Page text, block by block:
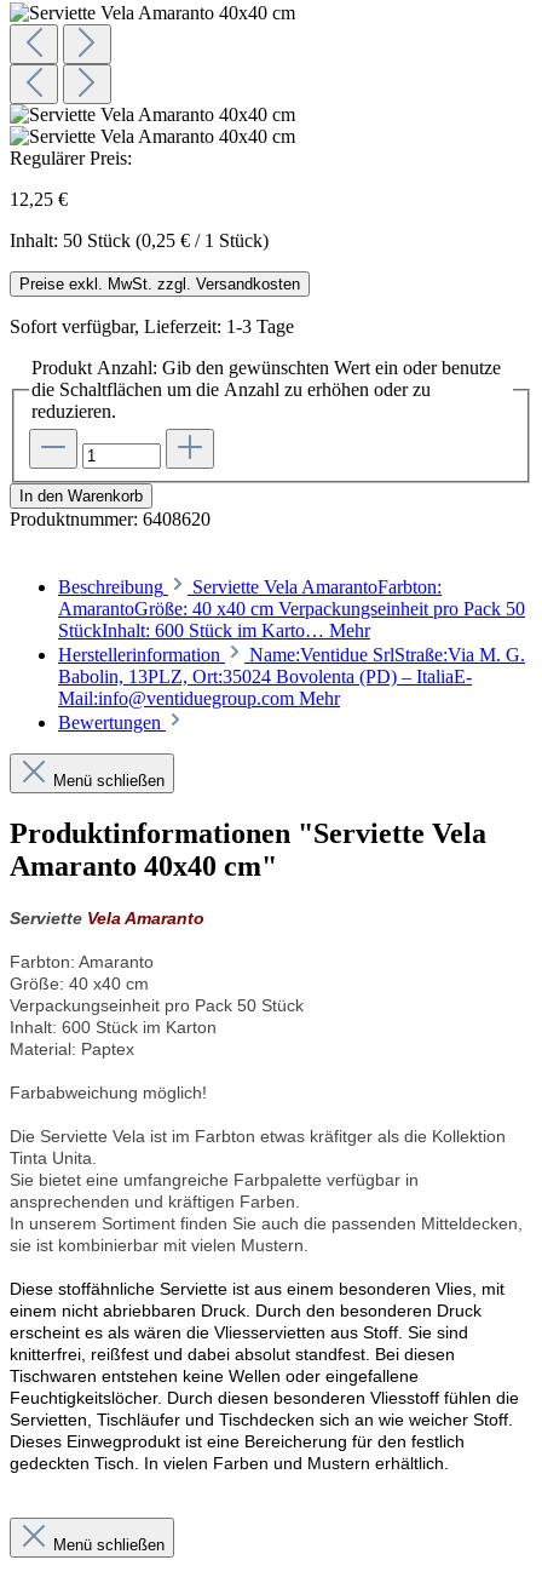
Regulärer Preis:
12,25 €
Inhalt: 50 Stück (0,25 € / 1 Stück)
Preise exkl. MwSt. zzgl. Versandkosten
Sofort verfügbar, Lieferzeit: 1-3 Tage
Produkt Anzahl: Gib den gewünschten Wert ein oder benutze
die Schaltflächen um die Anzahl zu erhöhen oder zu
reduzieren.
In den Warenkorb
Produktnummer: 6408620
Beschreibung
Serviette Vela AmarantoFarbton:
AmarantoGröße: 40 x40 cm Verpackungseinheit pro Pack 50
StückInhalt: 600 Stück im Karto… Mehr
Herstellerinformation
Name:Ventidue SrlStraße:Via M. G.
Babolin, 13PLZ, Ort:35024 Bovolenta (PD) – ItaliaE-
Mail:info@ventiduegroup.com Mehr
Bewertungen
Menü schließen
Produktinformationen "Serviette Vela
Amaranto 40x40 cm"
Serviette Vela Amaranto
Farbton: Amaranto
Größe: 40 x40 cm
Verpackungseinheit pro Pack 50 Stück
Inhalt: 600 Stück im Karton
Material: Paptex
Farbabweichung möglich!
Die Serviette Vela ist im Farbton etwas kräfitger als die Kollektion
Tinta Unita.
Sie bietet eine umfangreiche Farbpalette verfügbar in
ansprechenden und kräftigen Farben.
In unserem Sortiment finden Sie auch die passenden Mitteldecken,
sie ist kombinierbar mit vielen Mustern.
Diese stoffähnliche Serviette ist aus einem besonderen Vlies, mit
einem nicht abriebbaren Druck. Durch den besonderen Druck
erscheint es als wären die Vliesservietten aus Stoff. Sie sind
knitterfrei, reißfest und dabei absolut standfest. Bei diesen
Tischwaren entstehen keine Wellen oder eingefallene
Feuchtigkeitslöcher. Durch diesen besonderen Vliesstoff fühlen die
Servietten, Tischläufer und Tischdecken sich an wie weicher Stoff.
Dieses Einwegprodukt ist eine Bereicherung für den festlich
gedeckten Tisch. In vielen Farben und Mustern erhältlich.
Menü schließen